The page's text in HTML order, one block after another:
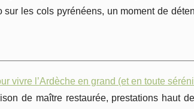
les cols pyrénéens, un moment de
vivre l’Ardèche en grand (et en toute
de maître restaurée, prestations haut